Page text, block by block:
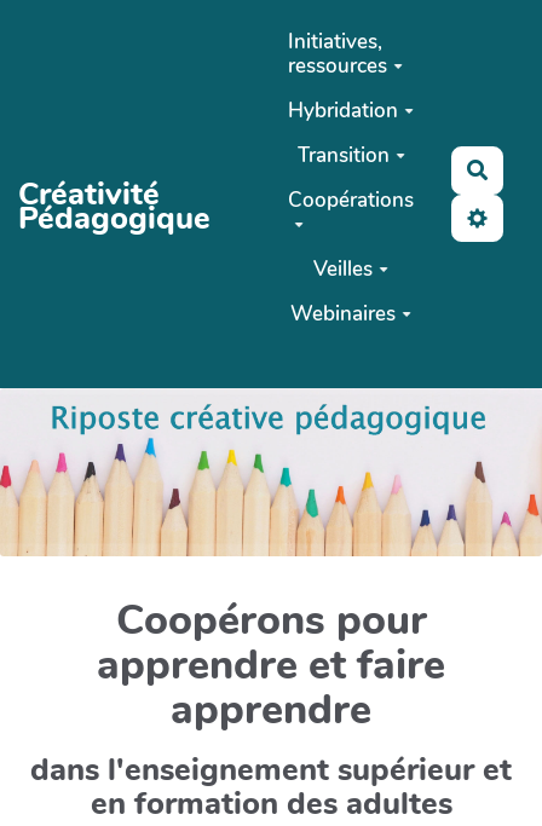
Créativité
Pédagogique
Initiatives,
ressources
Hybridation
Transition
Coopérations
Veilles
Webinaires
Coopérons pour
apprendre et faire
apprendre
dans l'enseignement supérieur et
en formation des adultes